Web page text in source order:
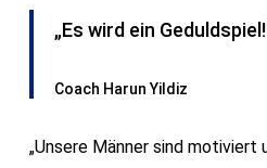
„Es wird ein
Coach Harun Yildiz
„Unsere Männer sind motiviert